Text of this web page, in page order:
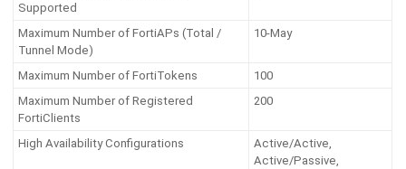
Supported
Maximum Number of FortiAPs (Total /
Tunnel Mode)
10-May
Maximum Number of FortiTokens
100
Maximum Number of Registered
FortiClients
200
High Availability Configurations
Active/Active,
Active/Passive,